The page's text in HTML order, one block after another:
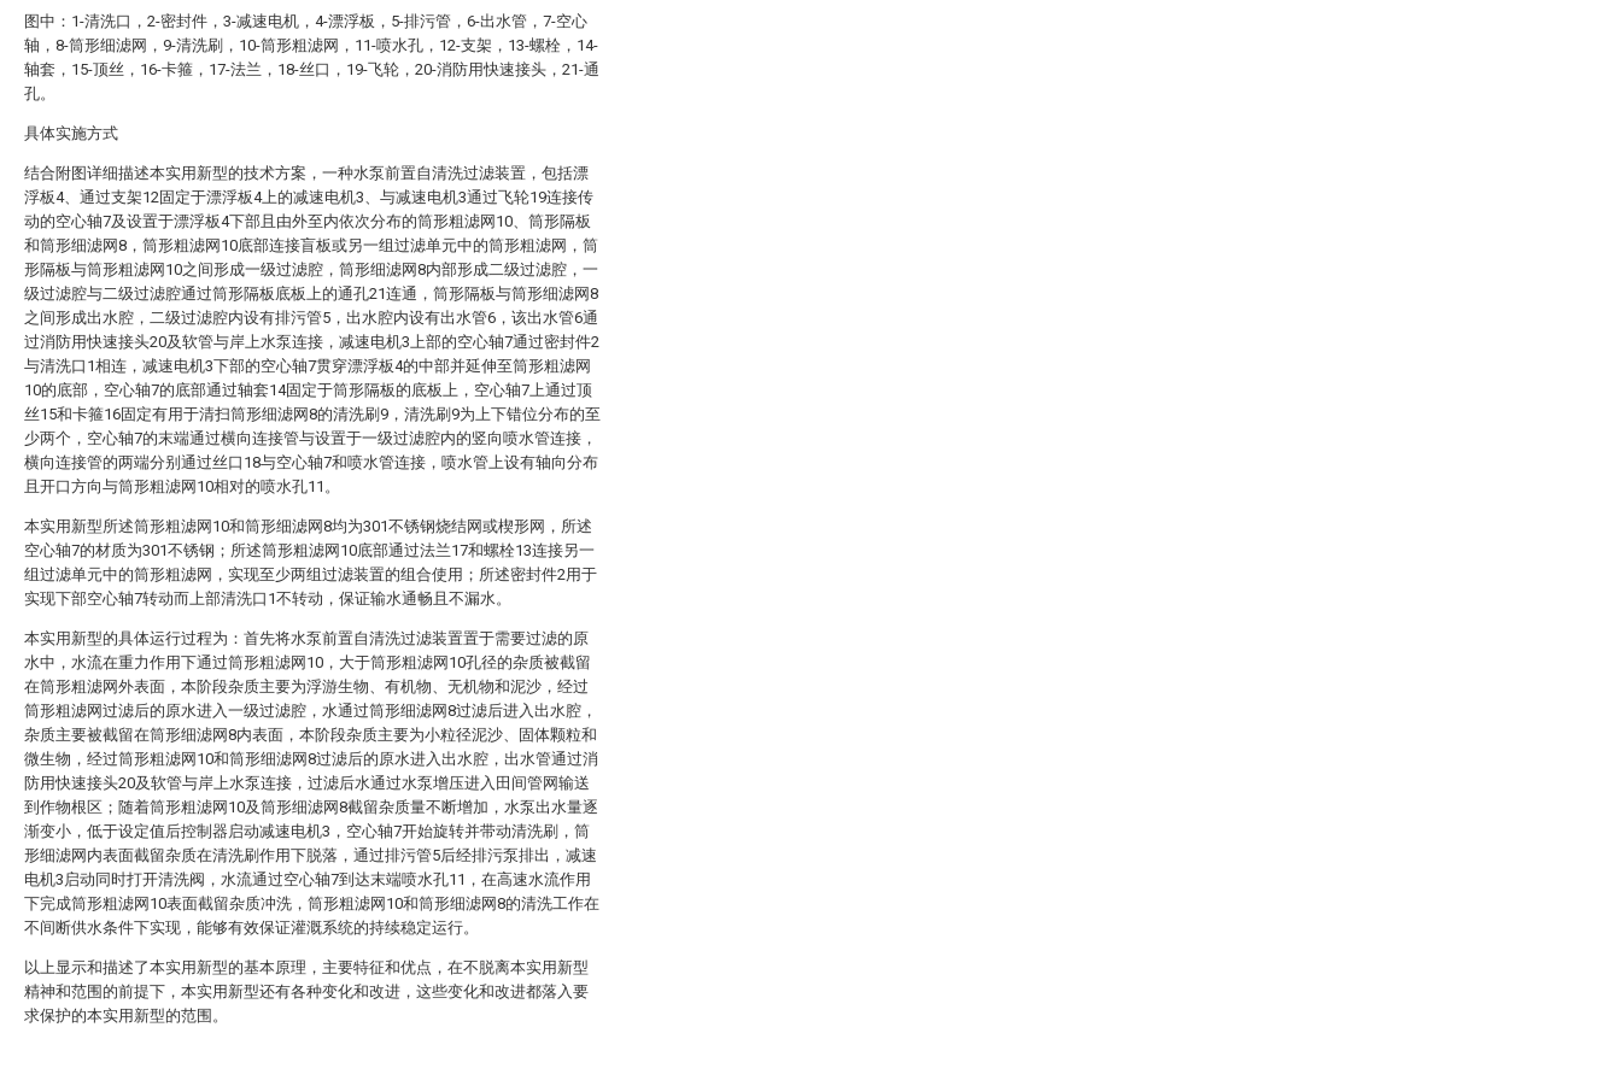
图中：1-清洗口，2-密封件，3-减速电机，4-漂浮板，5-排污管，6-出水管，7-空心
轴，8-筒形细滤网，9-清洗刷，10-筒形粗滤网，11-喷水孔，12-支架，13-螺栓，14-
轴套，15-顶丝，16-卡箍，17-法兰，18-丝口，19-飞轮，20-消防用快速接头，21-通
孔。
具体实施方式
结合附图详细描述本实用新型的技术方案，一种水泵前置自清洗过滤装置，包括漂
浮板4、通过支架12固定于漂浮板4上的减速电机3、与减速电机3通过飞轮19连接传
动的空心轴7及设置于漂浮板4下部且由外至内依次分布的筒形粗滤网10、筒形隔板
和筒形细滤网8，筒形粗滤网10底部连接盲板或另一组过滤单元中的筒形粗滤网，筒
形隔板与筒形粗滤网10之间形成一级过滤腔，筒形细滤网8内部形成二级过滤腔，一
级过滤腔与二级过滤腔通过筒形隔板底板上的通孔21连通，筒形隔板与筒形细滤网8
之间形成出水腔，二级过滤腔内设有排污管5，出水腔内设有出水管6，该出水管6通
过消防用快速接头20及软管与岸上水泵连接，减速电机3上部的空心轴7通过密封件2
与清洗口1相连，减速电机3下部的空心轴7贯穿漂浮板4的中部并延伸至筒形粗滤网
10的底部，空心轴7的底部通过轴套14固定于筒形隔板的底板上，空心轴7上通过顶
丝15和卡箍16固定有用于清扫筒形细滤网8的清洗刷9，清洗刷9为上下错位分布的至
少两个，空心轴7的末端通过横向连接管与设置于一级过滤腔内的竖向喷水管连接，
横向连接管的两端分别通过丝口18与空心轴7和喷水管连接，喷水管上设有轴向分布
且开口方向与筒形粗滤网10相对的喷水孔11。
本实用新型所述筒形粗滤网10和筒形细滤网8均为301不锈钢烧结网或楔形网，所述
空心轴7的材质为301不锈钢；所述筒形粗滤网10底部通过法兰17和螺栓13连接另一
组过滤单元中的筒形粗滤网，实现至少两组过滤装置的组合使用；所述密封件2用于
实现下部空心轴7转动而上部清洗口1不转动，保证输水通畅且不漏水。
本实用新型的具体运行过程为：首先将水泵前置自清洗过滤装置置于需要过滤的原
水中，水流在重力作用下通过筒形粗滤网10，大于筒形粗滤网10孔径的杂质被截留
在筒形粗滤网外表面，本阶段杂质主要为浮游生物、有机物、无机物和泥沙，经过
筒形粗滤网过滤后的原水进入一级过滤腔，水通过筒形细滤网8过滤后进入出水腔，
杂质主要被截留在筒形细滤网8内表面，本阶段杂质主要为小粒径泥沙、固体颗粒和
微生物，经过筒形粗滤网10和筒形细滤网8过滤后的原水进入出水腔，出水管通过消
防用快速接头20及软管与岸上水泵连接，过滤后水通过水泵增压进入田间管网输送
到作物根区；随着筒形粗滤网10及筒形细滤网8截留杂质量不断增加，水泵出水量逐
渐变小，低于设定值后控制器启动减速电机3，空心轴7开始旋转并带动清洗刷，筒
形细滤网内表面截留杂质在清洗刷作用下脱落，通过排污管5后经排污泵排出，减速
电机3启动同时打开清洗阀，水流通过空心轴7到达末端喷水孔11，在高速水流作用
下完成筒形粗滤网10表面截留杂质冲洗，筒形粗滤网10和筒形细滤网8的清洗工作在
不间断供水条件下实现，能够有效保证灌溉系统的持续稳定运行。
以上显示和描述了本实用新型的基本原理，主要特征和优点，在不脱离本实用新型
精神和范围的前提下，本实用新型还有各种变化和改进，这些变化和改进都落入要
求保护的本实用新型的范围。